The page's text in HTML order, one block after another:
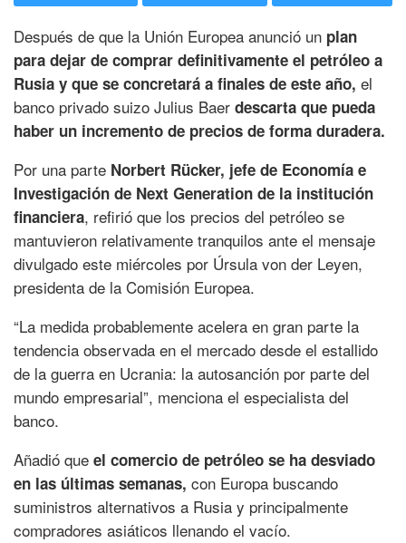
Después de que la Unión Europea anunció un plan
para dejar de comprar definitivamente el petróleo a
Rusia y que se concretará a finales de este año, el
banco privado suizo Julius Baer descarta que pueda
haber un incremento de precios de forma duradera.
Por una parte Norbert Rücker, jefe de Economía e
Investigación de Next Generation de la institución
financiera, refirió que los precios del petróleo se
mantuvieron relativamente tranquilos ante el mensaje
divulgado este miércoles por Úrsula von der Leyen,
presidenta de la Comisión Europea.
“La medida probablemente acelera en gran parte la
tendencia observada en el mercado desde el estallido
de la guerra en Ucrania: la autosanción por parte del
mundo empresarial”, menciona el especialista del
banco.
Añadió que el comercio de petróleo se ha desviado
en las últimas semanas, con Europa buscando
suministros alternativos a Rusia y principalmente
compradores asiáticos llenando el vacío.